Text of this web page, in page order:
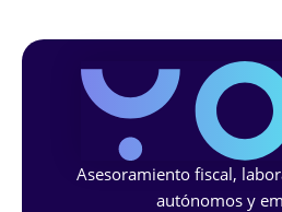
Asesoramiento fiscal,
autónomos y